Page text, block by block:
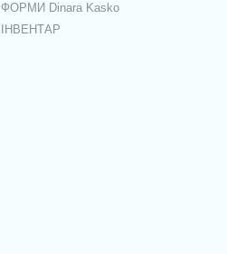
ФОРМИ Dinara Kasko
ІНВЕНТАР